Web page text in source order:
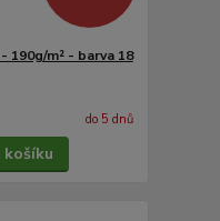
m² - barva 18
do 5 dnů